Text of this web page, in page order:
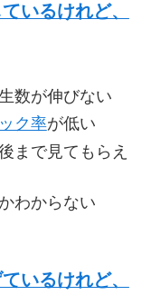
いるけれど、
数が伸びない
ク率が低い
まで見てもらえ
わからない
いるけれど、